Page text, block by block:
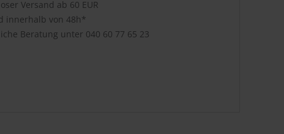
Versand ab 60 EUR
innerhalb von 48h*
Beratung unter 040 60 77 65 23